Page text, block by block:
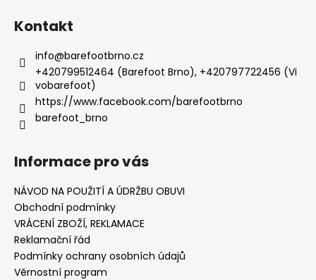
Kontakt
info@barefootbrno.cz
+420799512464 (Barefoot Brno), +420797722456 (Vi
vobarefoot)
https://www.facebook.com/barefootbrno
barefoot_brno
Informace pro vás
NÁVOD NA POUŽITÍ A ÚDRŽBU OBUVI
Obchodní podmínky
VRÁCENÍ ZBOŽÍ, REKLAMACE
Reklamační řád
Podmínky ochrany osobních údajů
Věrnostní program